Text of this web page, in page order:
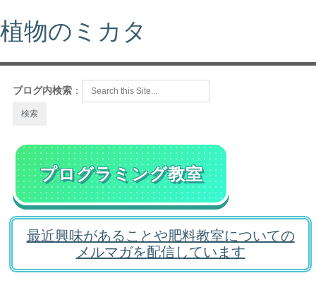
植物のミカタ
ブログ内検索 ：
プログラミング教室
最近興味があることや肥料教室についての
メルマガを配信しています